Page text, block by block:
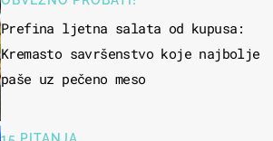
Prefina ljetna salata od kupusa:
Kremasto savršenstvo koje najbolje
paše uz pečeno meso